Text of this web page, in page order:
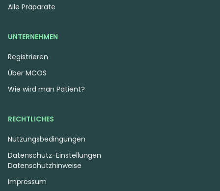
0 (0)
5.99 €
Alle Präparate
UNTERNEHMEN
Registrieren
Über MCOS
Wie wird man Patient?
RECHTLICHES
Nutzungsbedingungen
Datenschutzhinweise
Impressum
Datenschutz-Einstellungen